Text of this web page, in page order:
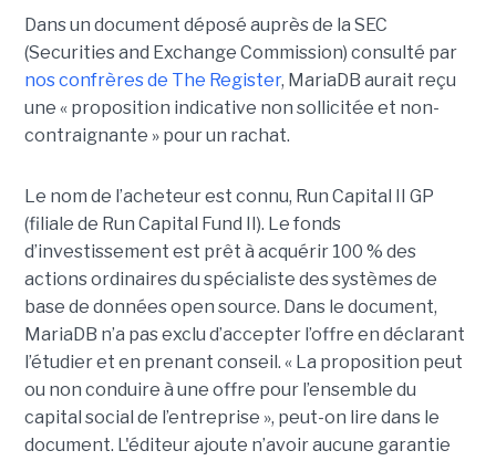
Dans un document déposé auprès de la SEC
(Securities and Exchange Commission) consulté par
nos confrères de The Register, MariaDB aurait reçu
une « proposition indicative non sollicitée et non-
contraignante » pour un rachat.
Le nom de l’acheteur est connu, Run Capital II GP
(filiale de Run Capital Fund II). Le fonds
d’investissement est prêt à acquérir 100 % des
actions ordinaires du spécialiste des systèmes de
base de données open source. Dans le document,
MariaDB n’a pas exclu d’accepter l’offre en déclarant
l’étudier et en prenant conseil. « La proposition peut
ou non conduire à une offre pour l’ensemble du
capital social de l’entreprise », peut-on lire dans le
document. L'éditeur ajoute n’avoir aucune garantie